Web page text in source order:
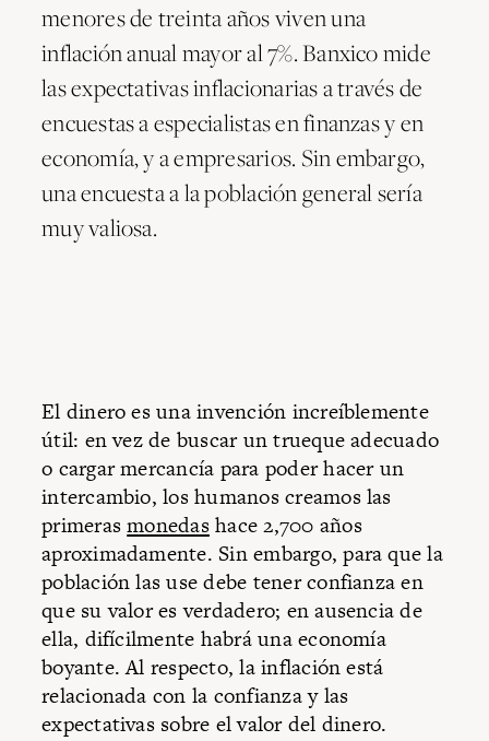
menores de treinta años viven una
inflación anual mayor al 7%. Banxico mide
las expectativas inflacionarias a través de
encuestas a especialistas en finanzas y en
economía, y a empresarios. Sin embargo,
una encuesta a la población general sería
muy valiosa.
El dinero es una invención increíblemente
útil: en vez de buscar un trueque adecuado
o cargar mercancía para poder hacer un
intercambio, los humanos creamos las
primerasmonedashace 2,700 años
aproximadamente. Sin embargo, para que la
población las use debe tener confianza en
que su valor es verdadero; en ausencia de
ella, difícilmente habrá una economía
boyante. Al respecto, la inflación está
relacionada con la confianza y las
expectativas sobre el valor del dinero.